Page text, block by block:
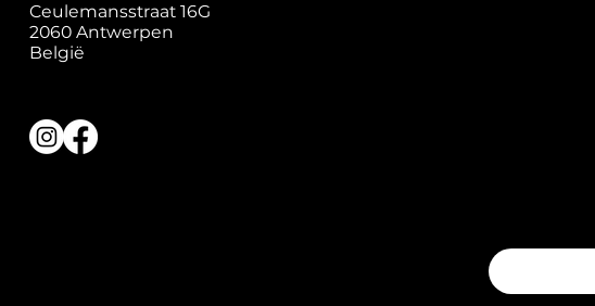
Ceulemansstraat 16G
2060 Antwerpen
België